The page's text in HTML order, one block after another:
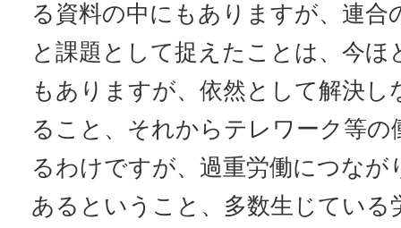
る資料の中にもありますが、連合
と課題として捉えたことは、今ほ
もありますが、依然として解決し
ること、それからテレワーク等の
るわけですが、過重労働につなが
あるということ、多数生じている